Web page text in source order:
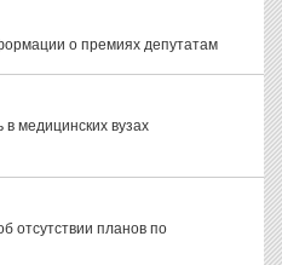
о премиях депутатам
медицинских вузах
отсутствии планов по